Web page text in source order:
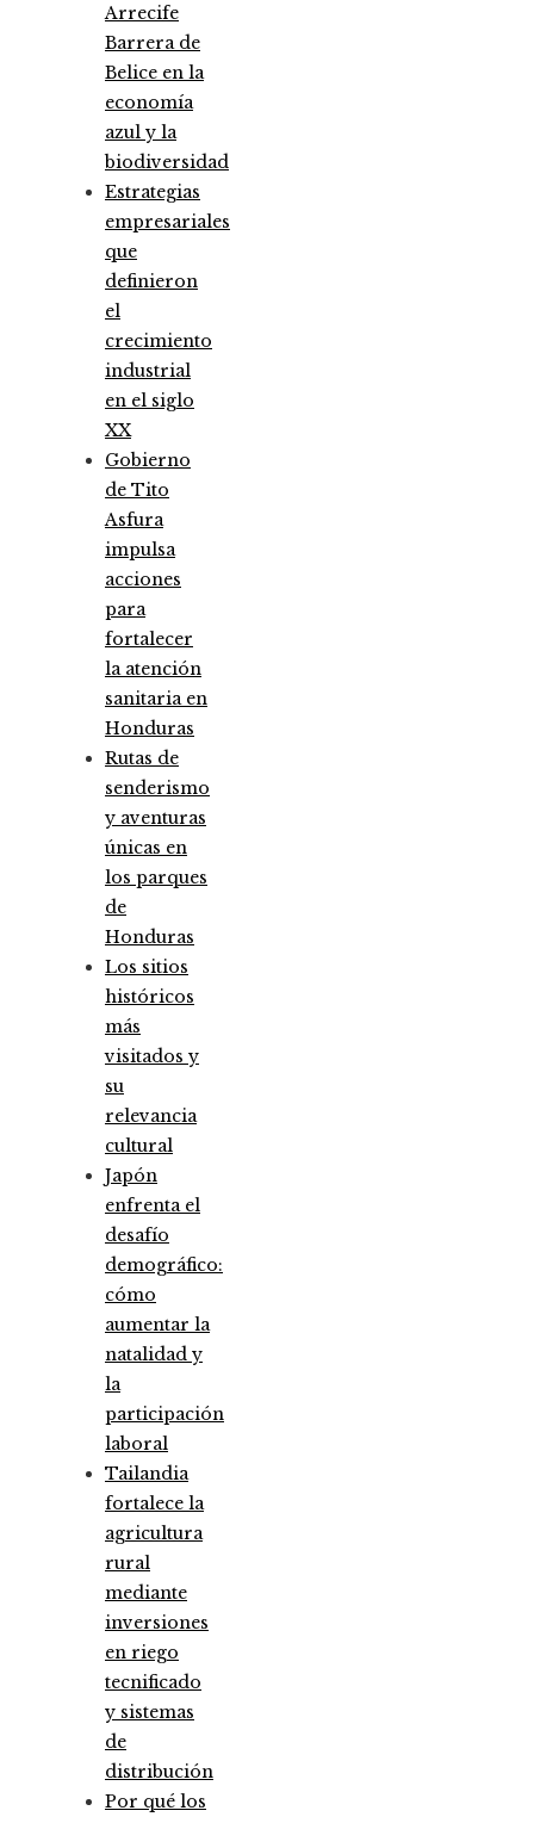
Arrecife
Barrera de
Belice en la
economía
azul y la
biodiversidad
Estrategias
empresariales
que
definieron
el
crecimiento
industrial
en el siglo
XX
Gobierno
de Tito
Asfura
impulsa
acciones
para
fortalecer
la atención
sanitaria en
Honduras
Rutas de
senderismo
y aventuras
únicas en
los parques
de
Honduras
Los sitios
históricos
más
visitados y
su
relevancia
cultural
Japón
enfrenta el
desafío
demográfico:
cómo
aumentar la
natalidad y
la
participación
laboral
Tailandia
fortalece la
agricultura
rural
mediante
inversiones
en riego
tecnificado
y sistemas
de
distribución
Por qué los